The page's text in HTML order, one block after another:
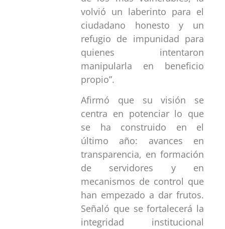
volvió un laberinto para el
ciudadano honesto y un
refugio de impunidad para
quienes intentaron
manipularla en beneficio
propio”.
Afirmó que su visión se
centra en potenciar lo que
se ha construido en el
último año: avances en
transparencia, en formación
de servidores y en
mecanismos de control que
han empezado a dar frutos.
Señaló que se fortalecerá la
integridad institucional